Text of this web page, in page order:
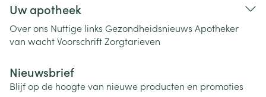
Uw apotheek
Over ons Nuttige links Gezondheidsnieuws Apotheker
van wachtVoorschriftZorgtarieven
Nieuwsbrief
Blijf op de hoogte van nieuwe producten en promoties